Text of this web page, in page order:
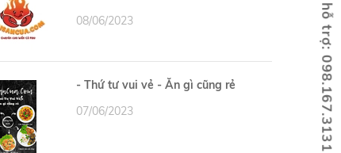
08/06/2023
- Thứ tư vui vẻ - Ăn gì cũng rẻ
07/06/2023